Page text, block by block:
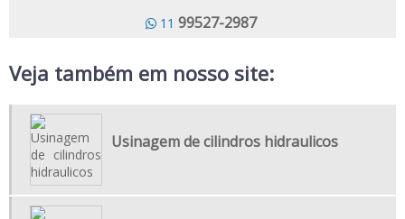
USINAGEM DE VIRABREQUIM
USINAGEM CARCACA
FORJARIA E USINAGEM
USINAGEM DE MATRIZ
EMPRESA DE USINAGEM PESADA
EMPRESA USINAGEM
11 99527-2987
Veja também em nosso site:
Usinagem de cilindros hidraulicos